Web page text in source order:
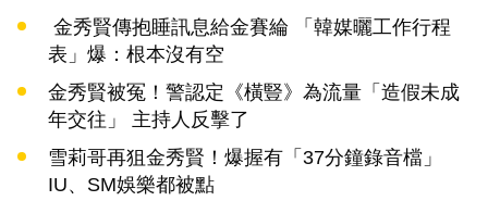
金秀賢傳抱睡訊息給金賽綸 「韓媒曬工作行程
表」爆：根本沒有空
金秀賢被冤！警認定《橫豎》為流量「造假未成
年交往」 主持人反擊了
雪莉哥再狙金秀賢！爆握有「37分鐘錄音檔」
IU、SM娛樂都被點